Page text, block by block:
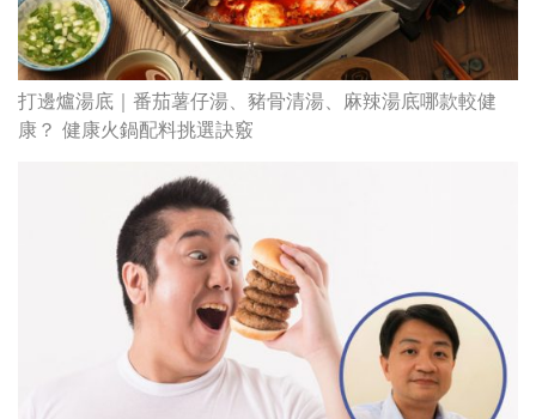
打邊爐湯底｜番茄薯仔湯、豬骨清湯、麻辣湯底哪款較健
康？ 健康火鍋配料挑選訣竅